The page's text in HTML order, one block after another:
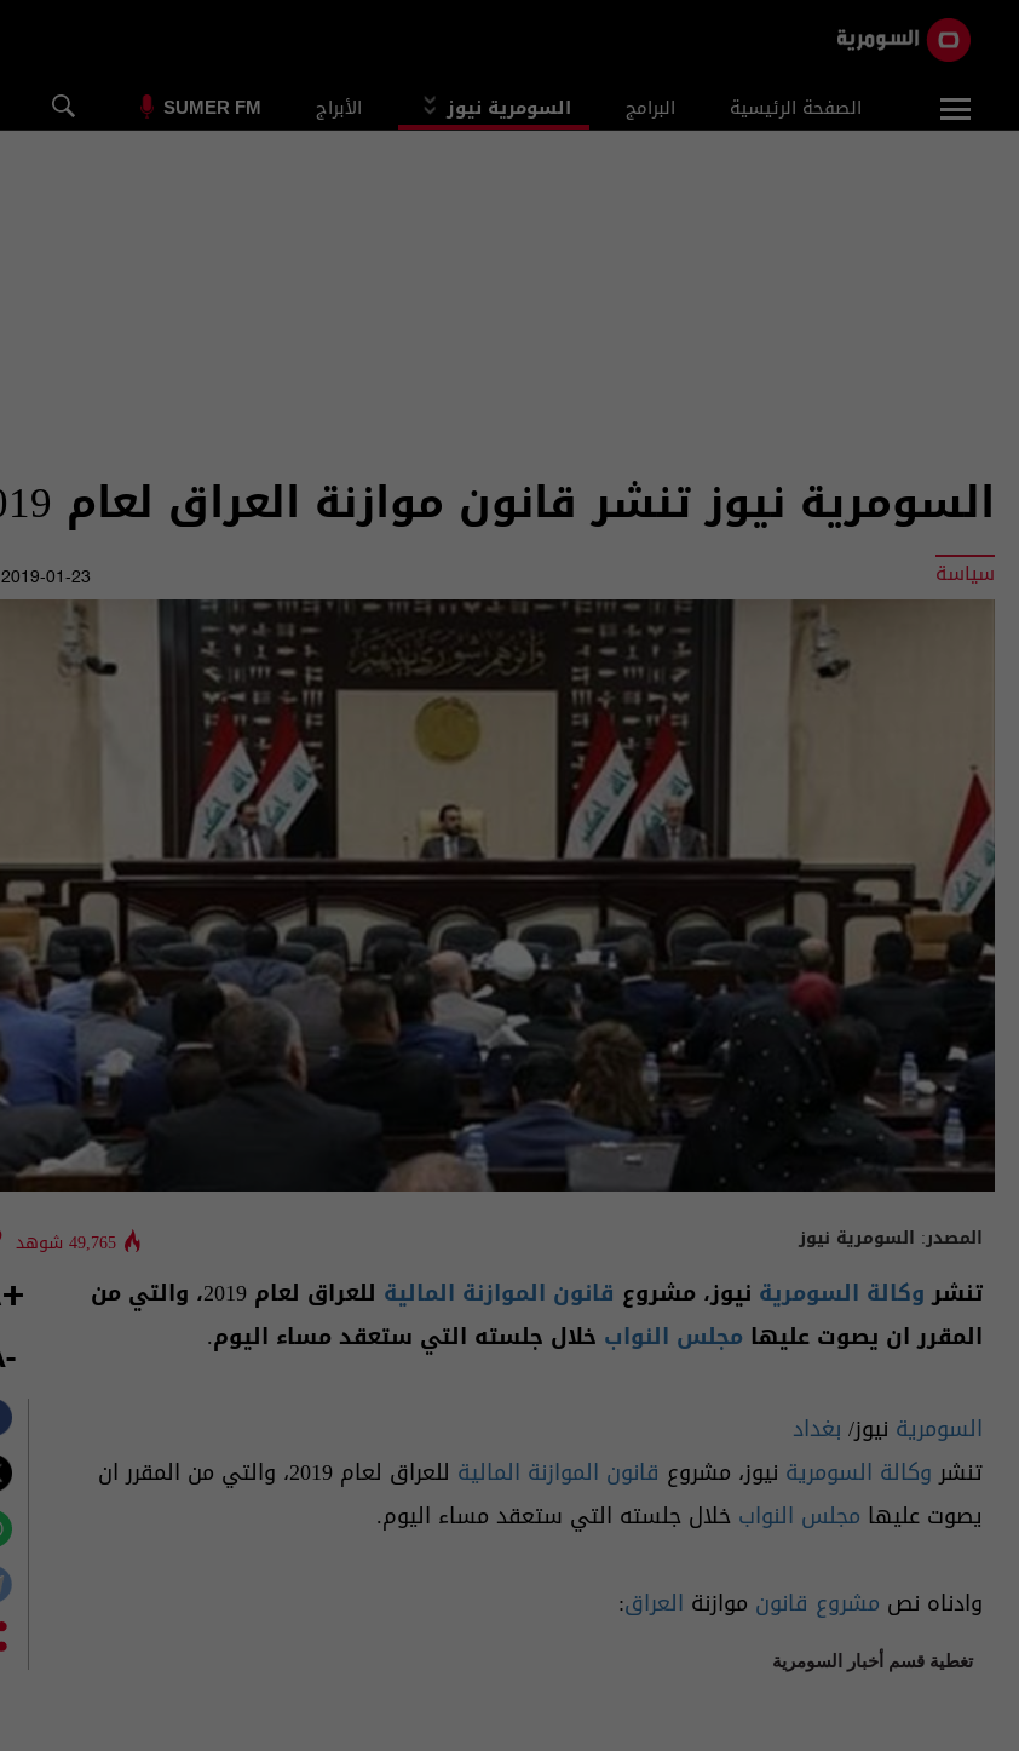
الصفحة الرئيسية البرامج السومرية نيوز الأبراج SUMER FM
السومرية نيوز تنشر قانون موازنة العراق لعام 2019
سياسة 2019-01-23 | 07:53
المصدر: السومرية نيوز 49,765 شوهد
تنشروكالة السومرية نيوز، مشروع قانون الموازنة المالية
للعراق لعام 2019، والتي من
المقرر ان يصوت عليها مجلس النواب خلال جلسته التي ستعقد مساء اليوم.
السومرية نيوز/ بغداد
تنشروكالة السومرية نيوز، مشروع قانون الموازنة المالية
للعراق لعام 2019، والتي من المقرر ان
يصوت عليها مجلس النواب خلال جلسته التي ستعقد مساء اليوم.
وادناه نص مشروع قانون موازنة العراق:
+A
-A